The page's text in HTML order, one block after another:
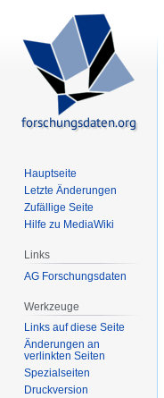
Hauptseite
Letzte Änderungen
Zufällige Seite
Hilfe zu MediaWiki
Links
AG Forschungsdaten
Werkzeuge
Links auf diese Seite
Änderungen an
verlinkten Seiten
Spezialseiten
Druckversion